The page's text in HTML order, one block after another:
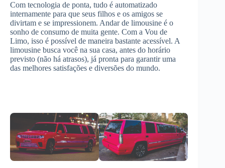
Com tecnologia de ponta, tudo é automatizado
internamente para que seus filhos e os amigos se
divirtam e se impressionem. Andar de limousine é o
sonho de consumo de muita gente. Com a Vou de
Limo, isso é possível de maneira bastante acessível. A
limousine busca você na sua casa, antes do horário
previsto (não há atrasos), já pronta para garantir uma
das melhores satisfações e diversões do mundo.